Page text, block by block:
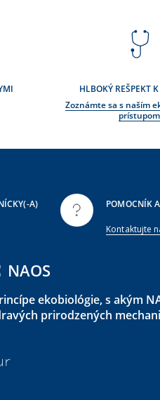
HLBOKÝ REŠPEKT
Zoznámte sa s naším
prístupom
A)
POMOCNÍK
Kontaktujte
NAOS
ekobiológie, s akým
prirodzených